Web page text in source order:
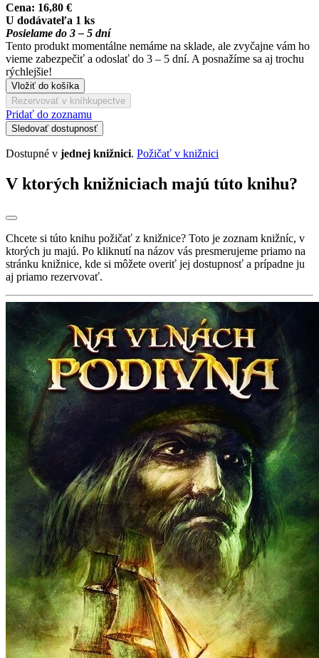
Cena: 16,80 €
U dodávateľa 1 ks
Posielame do 3 – 5 dní
Tento produkt momentálne nemáme na sklade, ale zvyčajne vám ho
vieme zabezpečiť a odoslať do 3 – 5 dní. A posnažíme sa aj trochu
rýchlejšie!
Vložiť do košíka
Rezervovať v kníhkupectve
Pridať do zoznamu
Sledovať dostupnosť
Dostupné v jednej knižnici. Požičať v knižnici
V ktorých knižniciach majú túto knihu?
Chcete si túto knihu požičať z knižnice? Toto je zoznam knižníc, v
ktorých ju majú. Po kliknutí na názov vás presmerujeme priamo na
stránku knižnice, kde si môžete overiť jej dostupnosť a prípadne ju
aj priamo rezervovať.